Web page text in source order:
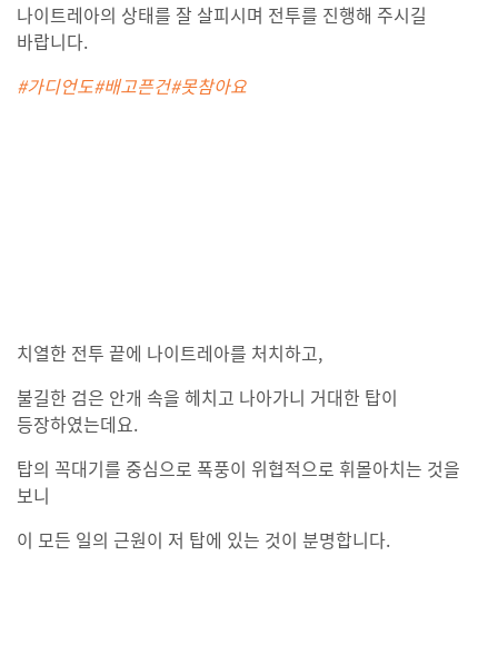
나이트레아의 상태를 잘 살피시며 전투를 진행해 주시길
바랍니다.
#가디언도#배고픈건#못참아요
치열한 전투 끝에 나이트레아를 처치하고,
불길한 검은 안개 속을 헤치고 나아가니 거대한 탑이
등장하였는데요.
탑의 꼭대기를 중심으로 폭풍이 위협적으로 휘몰아치는 것을
보니
이 모든 일의 근원이 저 탑에 있는 것이 분명합니다.